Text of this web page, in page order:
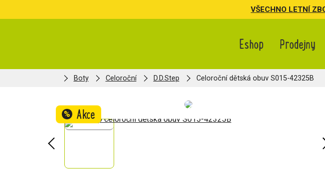
VŠECHNO LETNÍ
Eshop Prodejny
Boty Celoroční D.D.Step Celoroční dětská obuv S015-42325B
% Akce